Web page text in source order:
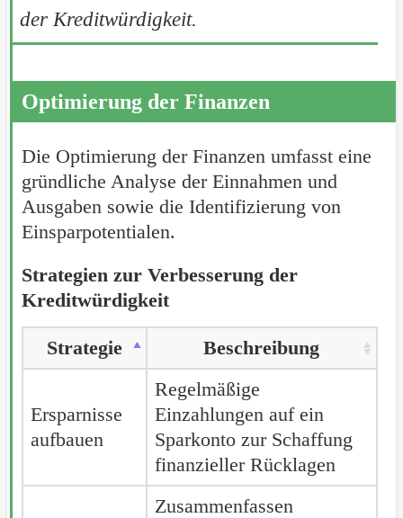
der Kreditwürdigkeit.
Optimierung der Finanzen
Die Optimierung der Finanzen umfasst eine
gründliche Analyse der Einnahmen und
Ausgaben sowie die Identifizierung von
Einsparpotentialen.
Strategien zur Verbesserung der
Kreditwürdigkeit
Strategie Beschreibung
Ersparnisse
aufbauen
Regelmäßige
Einzahlungen auf ein
Sparkonto zur Schaffung
finanzieller Rücklagen
Zusammenfassen